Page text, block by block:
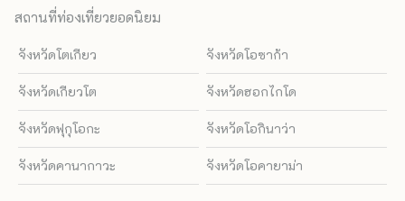
สถานที่ท่องเที่ยวยอดนิยม
จังหวัดโตเกียว จังหวัดโอซาก้า
จังหวัดเกียวโต จังหวัดฮอกไกโด
จังหวัดฟุกุโอกะ จังหวัดโอกินาว่า
จังหวัดคานากาวะ จังหวัดโอคายาม่า